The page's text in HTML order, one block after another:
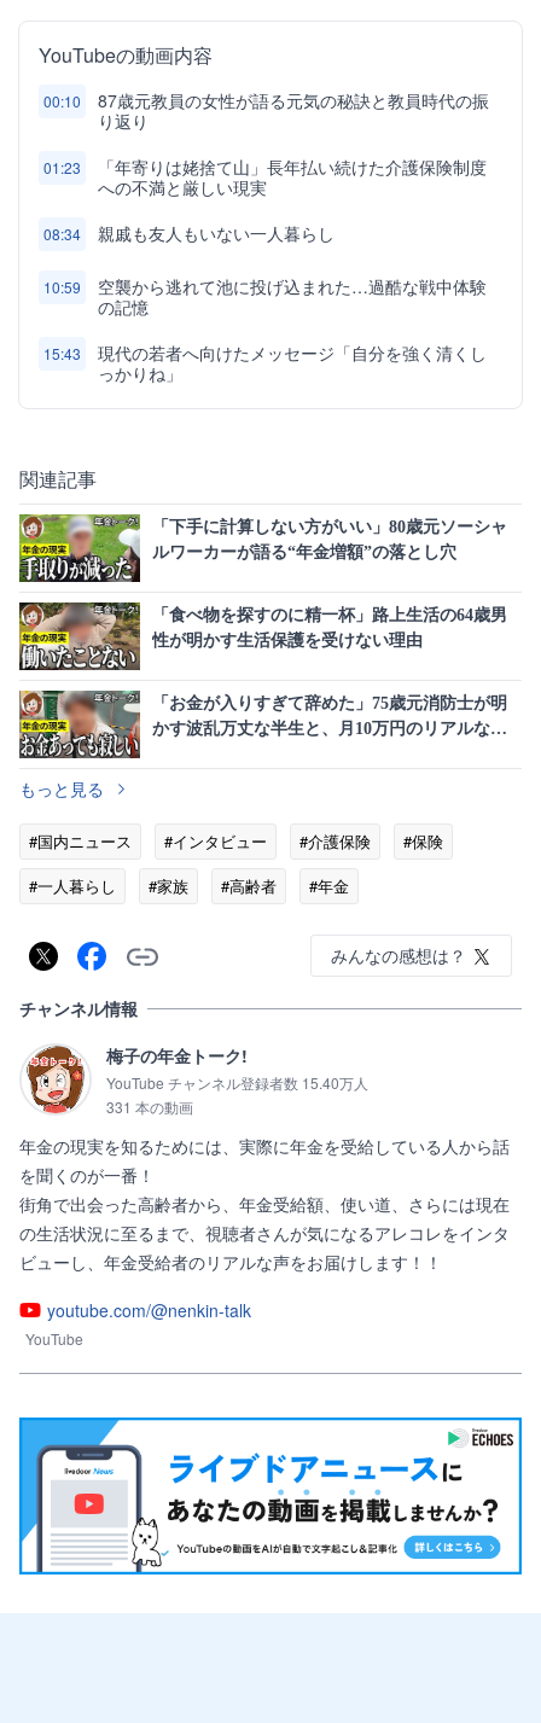
YouTubeの動画内容
00:10
87歳元教員の女性が語る元気の秘訣と教員時代の振
り返り
01:23
「年寄りは姥捨て山」長年払い続けた介護保険制度
への不満と厳しい現実
08:34 親戚も友人もいない一人暮らし
10:59
空襲から逃れて池に投げ込まれた…過酷な戦中体験
の記憶
15:43
現代の若者へ向けたメッセージ「自分を強く清くし
っかりね」
関連記事
「下手に計算しない方がいい」80歳元ソーシャ
ルワーカーが語る“年金増額”の落とし穴
「食べ物を探すのに精一杯」路上生活の64歳男
性が明かす生活保護を受けない理由
「お金が入りすぎて辞めた」75歳元消防士が明
かす波乱万丈な半生と、月10万円のリアルな年
もっと見る
#国内ニュース #インタビュー #介護保険
#保険
#一人暮らし
#家族 #高齢者 #年金
みんなの感想は？
チャンネル情報
梅子の年金トーク!
YouTube チャンネル登録者数 15.40万人
331 本の動画
年金の現実を知るためには、実際に年金を受給している人から話
を聞くのが一番！
街角で出会った高齢者から、年金受給額、使い道、さらには現在
の生活状況に至るまで、視聴者さんが気になるアレコレをインタ
ビューし、年金受給者のリアルな声をお届けします！！
youtube.com/@nenkin-talk
YouTube